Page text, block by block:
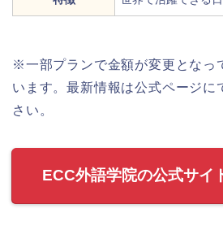
※一部プランで金額が変更となっ
います。最新情報は公式ページに
さい。
ECC外語学院の公式サイ